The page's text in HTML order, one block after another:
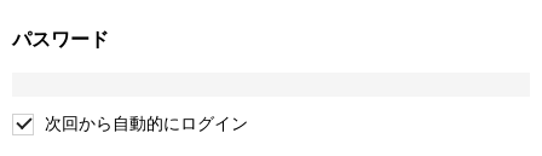
パスワード
次回から自動的にログイン